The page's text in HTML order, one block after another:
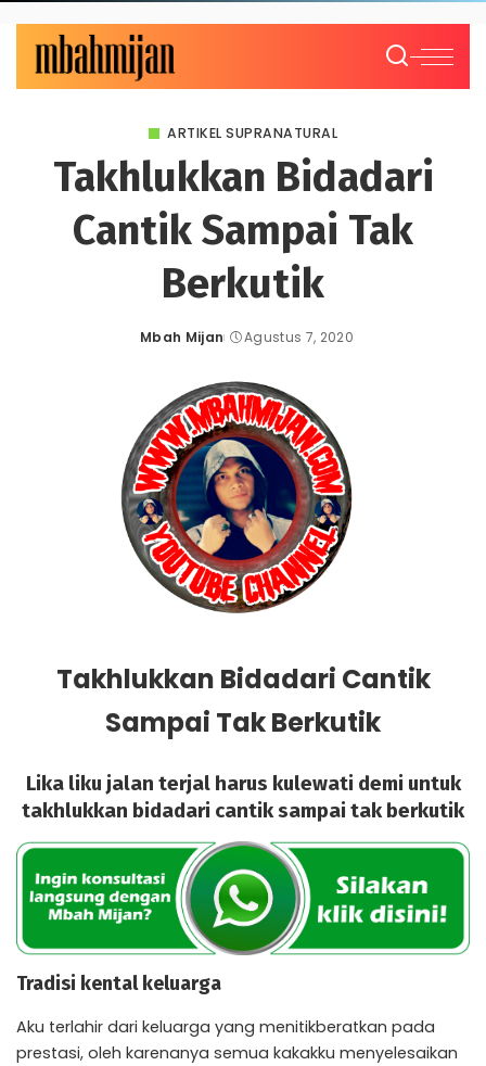
ARTIKEL SUPRANATURAL
Takhlukkan Bidadari
Cantik Sampai Tak
Berkutik
Posted
Mbah Mijan Agustus 7, 2020
Takhlukkan Bidadari Cantik
Sampai Tak Berkutik
Lika liku jalan terjal harus kulewati demi untuk
takhlukkan bidadari cantik sampai tak berkutik
Tradisi kental keluarga
Aku terlahir dari keluarga yang menitikberatkan pada
prestasi, oleh karenanya semua kakakku menyelesaikan